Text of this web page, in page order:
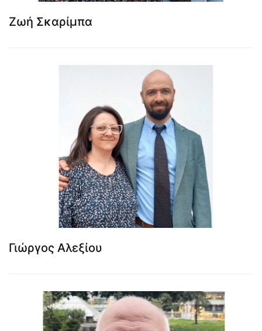
Ζωή Σκαρίμπα
Γιώργος Αλεξίου